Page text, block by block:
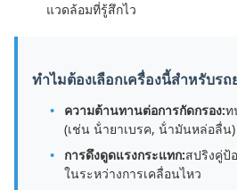
แวดล้อมที่รู้สึกไว
ทําไมต้องเลือกเครื่องนี้สําหรับรถ
ความต้านทานต่อการกัดกรอง:ท
(เช่น น้ํายาเบรค, น้ํามันหล่อลื่น)
การดึงดูดแรงกระแทก:สปริงคู่ป้
ในระหว่างการเคลื่อนไหว